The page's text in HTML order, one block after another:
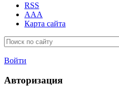
RSS
AAA
Карта сайта
Войти
Авторизация